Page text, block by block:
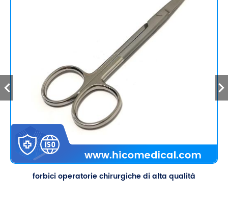
forbici operatorie chirurgiche di alta qualità